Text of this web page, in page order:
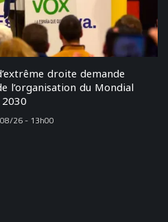
droite demande
l’organisation du Mondial
2030
26 - 13h00